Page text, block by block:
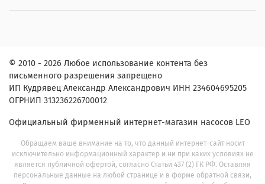
© 2010 - 2026 Любое использование контента без
письменного разрешения запрещено
ИП Кудрявец Александр Александрович ИНН 234604695205
ОГРНИП 313236226700012
Официальный фирменный интернет-магазин насосов LEO
Обращаем ваше внимание на то, что данный интернет-сайт носит
исключительно информационный характер и ни при каких условиях не
является публичной офертой, согласно Статьи 437 (2) ГК РФ. Оставляя
персональные данные на любой странице и в форме обратной связи,